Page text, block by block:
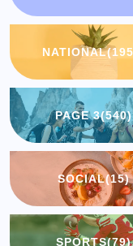
NATIONAL
PAGE 3(540)
SOCIAL(15)
SPORTS(79)